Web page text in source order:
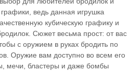
ведь данная игрушка
кубическую графику и
Сюжет весьма прост: от вас
с оружием в руках бродить по
Оружие вам доступно во всем его
мечи, бластеры и даже бомбы